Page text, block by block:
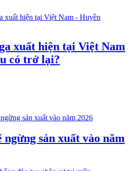
xuất hiện tại Việt Nam
có trở lại?
ngừng sản xuất vào năm